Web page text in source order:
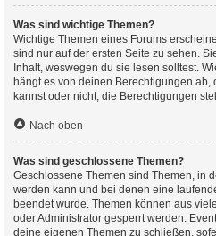
Was sind wichtige Themen?
Wichtige Themen eines Forums
sind nur auf der ersten Seite zu sehen.
Inhalt, weswegen du sie lesen solltest.
hängt es von deinen Berechtigungen
kannst oder nicht; die Berechtigungen
Nach oben
Was sind geschlossene Themen?
Geschlossene Themen sind Themen, in
werden kann und bei denen eine
beendet wurde. Themen können aus
oder Administrator gesperrt werden.
deine eigenen Themen zu schließen,